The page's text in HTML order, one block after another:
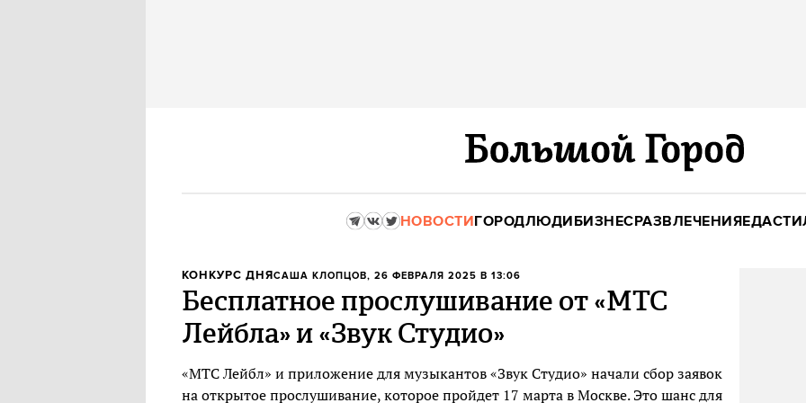
НОВОСТИГОРОДЛЮДИБИЗНЕСРАЗВЛЕЧЕНИЯЕДА
КОНКУРС ДНЯСАША КЛОПЦОВ, 26 ФЕВРАЛЯ 2025 В 13:06
Бесплатное прослушивание от «МТС
Лейбла» и «Звук Студио»
«МТС Лейбл» и приложение для музыкантов «Звук Студио» начали сбор заявок
на открытое прослушивание, которое пройдет 17 марта в Москве. Это шанс для